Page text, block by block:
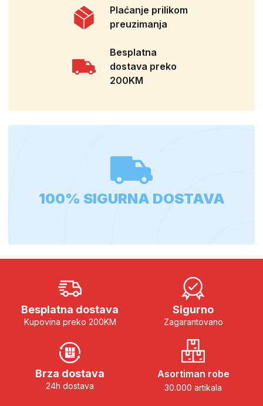
Plaćanje prilikom
preuzimanja
Besplatna
dostava preko
200KM
100% SIGURNA DOSTAVA
Besplatna dostava
Kupovina preko 200KM
Sigurno
Zagarantovano
Brza dostava
24h dostava
Asortiman robe
30.000 artikala